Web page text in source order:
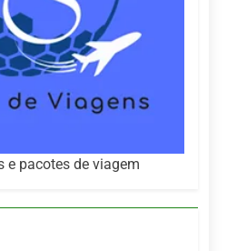
e pacotes de viagem